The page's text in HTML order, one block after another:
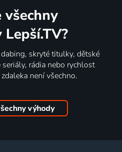
všechny
skryté titulky, dětské
rádia nebo rychlost
není všechno.
výhody